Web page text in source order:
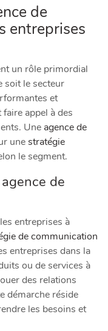
de
entreprises
un rôle primordial
soit le secteur
et
appel à des
Une agence de
unestratégie
le segment.
de
entreprises à
de communication
entreprises dans la
ou de services à
des relations
démarche réside
les besoins et